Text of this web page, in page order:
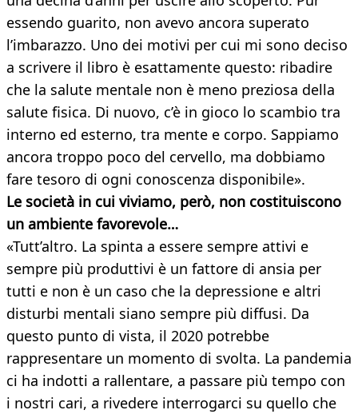
essendo guarito, non avevo ancora superato
l’imbarazzo. Uno dei motivi per cui mi sono deciso
a scrivere il libro è esattamente questo: ribadire
che la salute mentale non è meno preziosa della
salute fisica. Di nuovo, c’è in gioco lo scambio tra
interno ed esterno, tra mente e corpo. Sappiamo
ancora troppo poco del cervello, ma dobbiamo
fare tesoro di ogni conoscenza disponibile».
Le società in cui viviamo, però, non costituiscono
un ambiente favorevole…
«Tutt’altro. La spinta a essere sempre attivi e
sempre più produttivi è un fattore di ansia per
tutti e non è un caso che la depressione e altri
disturbi mentali siano sempre più diffusi. Da
questo punto di vista, il 2020 potrebbe
rappresentare un momento di svolta. La pandemia
ci ha indotti a rallentare, a passare più tempo con
i nostri cari, a rivedere interrogarci su quello che